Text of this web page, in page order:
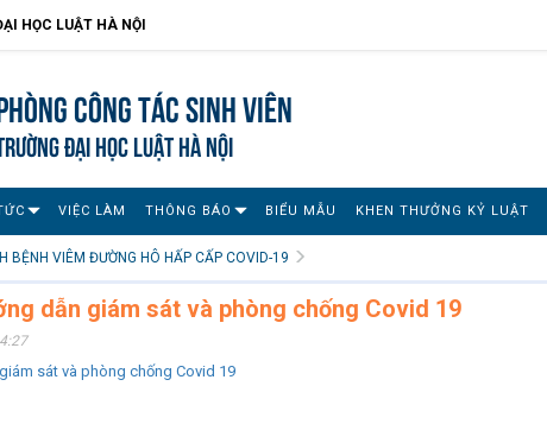
HỌC LUẬT HÀ NỘI
Công tác sinh viên
ĐẠI HỌC LUẬT HÀ NỘI
VIỆC LÀM THÔNG BÁO BIỂU MẪU KHEN THƯỞNG KỶ LUẬT
BỆNH VIÊM ĐƯỜNG HÔ HẤP CẤP COVID-19
dẫn giám sát và phòng chống Covid 19
sát và phòng chống Covid 19